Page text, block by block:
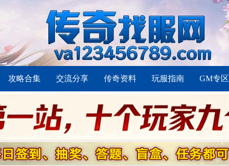
攻略合集 交流分享 传奇资料 玩服指南 GM专区